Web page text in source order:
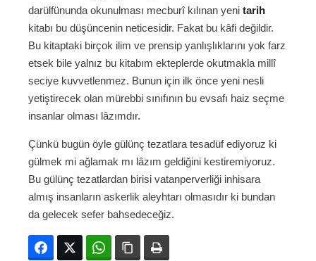
darülfünunda okunulması mecburî kılınan yeni tarih
kitabı bu düşüncenin neticesidir. Fakat bu kâfi değildir.
Bu kitaptaki birçok ilim ve prensip yanlışlıklarını yok farz
etsek bile yalnız bu kitabım ekteplerde okutmakla millî
seciye kuvvetlenmez. Bunun için ilk önce yeni nesli
yetiştirecek olan mürebbi sınıfının bu evsafı haiz seçme
insanlar olması lâzımdır.
Çünkü bugün öyle gülünç tezatlara tesadüf ediyoruz ki
gülmek mi ağlamak mı lâzım geldiğini kestiremiyoruz.
Bu gülünç tezatlardan birisi vatanperverliği inhisara
almış insanların askerlik aleyhtarı olmasıdır ki bundan
da gelecek sefer bahsedeceğiz.
FacebookTwitter WhatsAppBağlanıyı kopyala